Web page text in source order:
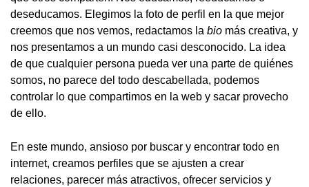
deseducamos. Elegimos la foto de perfil en la que mejor
creemos que nos vemos, redactamos la bio más creativa, y
nos presentamos a un mundo casi desconocido. La idea
de que cualquier persona pueda ver una parte de quiénes
somos, no parece del todo descabellada, podemos
controlar lo que compartimos en la web y sacar provecho
de ello.
En este mundo, ansioso por buscar y encontrar todo en
internet, creamos perfiles que se ajusten a crear
relaciones, parecer más atractivos, ofrecer servicios y